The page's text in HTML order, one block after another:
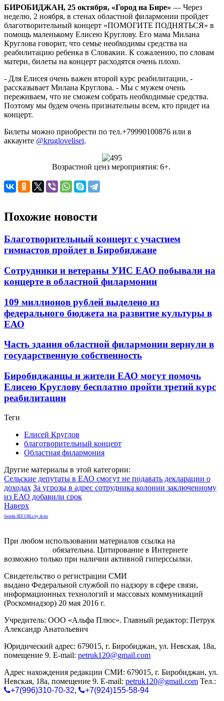
Елисею
Круглову
БИРОБИДЖАН, 25 октября, «Город на Бире» — Через
неделю, 2 ноября, в стенах областной филармонии пройдет
благотворительный концерт «ПОМОГИТЕ ПОДНЯТЬСЯ» в
помощь маленькому Елисею Круглову. Его мама Милана
Круглова говорит, что семье необходимы средства на
реабилитацию ребенка в Словакии. К сожалению, по словам
матери, билеты на концерт расходятся очень плохо.
- Для Елисея очень важен второй курс реабилитации, -
рассказывает Милана Круглова. - Мы с мужем очень
переживаем, что не сможем собрать необходимые средства.
Поэтому мы будем очень признательны всем, кто придет на
концерт.
Билеты можно приобрести по тел.+79990100876 или в
аккаунте @kruglovelisei.
Возрастной ценз мероприятия: 6+.
Похожие новости
Благотворительный концерт с участием
гимнастов пройдет в Биробиджане
Сотрудники и ветераны УИС ЕАО побывали на
концерте в областной филармонии
109 миллионов рублей выделено из
федерального бюджета на развитие культуры в
ЕАО
Часть здания областной филармонии вернули в
государственную собственность
Биробиджанцы и жители ЕАО могут помочь
Елисею Круглову бесплатно пройти третий курс
реабилитации
Теги
Елисей Круглов
благотворительный концерт
Областная филармония
Другие материалы в этой категории:
Сельские депутаты в ЕАО смогут не подавать декларации о
доходах За угрозы в адрес сотрудника колонии заключенному
из ЕАО добавили срок
Наверх
Joomla SEF URLs by Artio
При любом использовании материалов ссылка на
обязательна. Цитирование в Интернете
возможно только при наличии активной гиперссылки.
Свидетельство о регистрации СМИ
выдано Федеральной службой по надзору в сфере связи,
информационных технологий и массовых коммуникаций
(Роскомнадзор) 20 мая 2016 г.
Учредитель: ООО «Альфа Плюс». Главный редактор: Петрук
Александр Анатольевич
Юридический адрес: 679015, г. Биробиджан, ул. Невская, 18а,
помещение 9. E-mail: petruk120@gmail.com
Адрес нахождения редакции СМИ: 679015, г. Биробиджан, ул.
Невская, 18а, помещение 9. E-mail: petruk120@gmail.com Тел.:
+7(996)310-70-32, +7(924)155-58-94